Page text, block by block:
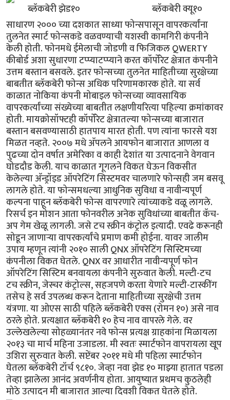
ब्लॅकबेरी झेड१० ब्लॅकबेरी क्यू१०
साधारण २००० च्या दशकात साध्या फोन्सपासून वापरकर्त्यांना
तुलनेत स्मार्ट फोन्सकडे वळवण्याची यशस्वी कामगिरी कंपनीने
केली होती. फोनमधे ईमेलाची जोडणी व फिजिकल QWERTY
कीबोर्ड अशा सुधारणा टप्प्याटप्प्याने करत कॉर्पोरेट क्षेत्रात कंपनीने
उत्तम बस्तान बसवले. इतर फोन्सच्या तुलनेत माहितीच्या सुरक्षेच्या
बाबतीत ब्लॅकबेरी फोन्स अधिक परिणामकारक होते. या सर्व
काळात नोकिया कंपनी मोबाइल फोन्सच्या व्यावसायिक
वापरकर्त्यांच्या संख्येच्या बाबतीत लक्षणीयरित्या पहिल्या क्रमांकावर
होती. मायक्रोसॉफ्टही कॉर्पोरेट क्षेत्रातल्या फोन्सच्या बाजारात
बस्तान बसवण्यासाठी हातपाय मारत होती. पण त्यांना फारसे यश
मिळत नव्हते. २००७ मधे अ‍ॅपलने आयफोन बाजारात आणला व
पुढच्या दोन वर्षात अमेरिका व काही देशांत या उत्पादनाने वेगवान
घोडदौड केली. याच काळात गूगलने विकत घेऊन विकसीत
केलेल्या अ‍ॅन्ड्रॉइड ऑपरेटिंग सिस्टमवर चालणारे फोन्सही जम बसवू
लागले होते. या फोन्समधल्या आधुनिक सुविधा व नावीन्यपूर्ण
कल्पना पाहून ब्लॅकबेरी फोन्स वापरणारे त्यांच्याकडे वळू लागले.
रिसर्च इन मोशन आता फोनवरील अनेक सुविधांच्या बाबतीत कॅच-
अप गेम खेळू लागली. जसे टच स्क्रीन कंट्रोल इत्यादी. एवढे करूनही
सोडून जाणार्‍या वापरकर्त्यांचे प्रमाण कमी होईना. यावर जालीम
उपाय म्हणून त्यांनी २०१० साली QNX ऑपरेटिंग सिस्टिमच्या
कंपनीला विकत घेतले. QNX वर आधारीत नावीन्यपूर्ण फोन
ऑपरेटिंग सिस्टिम बनवायला कंपनीने सुरुवात केली. मल्टी-टच
टच स्क्रीन, जेस्चर कंट्रोल्स, सहजपणे करता येणारे मल्टी-टास्कींग
तसेच हे सर्व उपलब्ध करून देताना माहितीच्या सुरक्षेची उत्तम
यंत्रणा. या ओएस साठी पहिले ब्लॅकबेरी एक्स (रोमन १०) असे नाव
ठरले होते. प्रत्यक्षात ब्लॅकबेरी १० हेच नाव वापरले गेले. वर
उल्लेखलेल्या सोहळ्यानंतर नवे फोन्स प्रत्यक्ष ग्राहकांना मिळायला
२०१३ चा मार्च महिना उजाडला. मी स्वतः स्मार्टफोन वापरायला खूप
उशिरा सुरुवात केली. सप्टेंबर २०११ मधे मी पहिला स्मार्टफोन
घेतला ब्लॅकबेरी टॉर्च ९८१०. जेव्हा नवा झेड १० माझ्या हातात पडला
तेव्हा झालेला आनंद अवर्णनीय होता. आयुष्यात प्रथमच कुठलेही
मोठे उत्पादन मी बाजारात आल्या दिवशी विकत घेतले होते.